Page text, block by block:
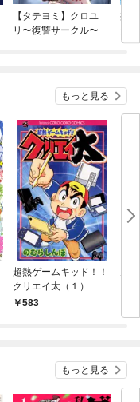
【タテヨミ】クロユ
リ〜復讐サークル〜
病
が
ぎ
もっと見る
超熱ゲームキッド！！
クリエイ太（１）
583
もっと見る